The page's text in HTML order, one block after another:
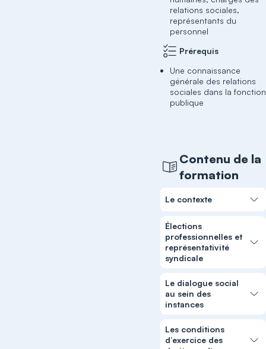
relations sociales,
représentants du
personnel
Prérequis
Une connaissance
générale des relations
sociales dans la fonction
publique
Contenu de la
formation
Le contexte
Élections
professionnelles et
représentativité
syndicale
Le dialogue social
au sein des
instances
Les conditions
d’exercice des